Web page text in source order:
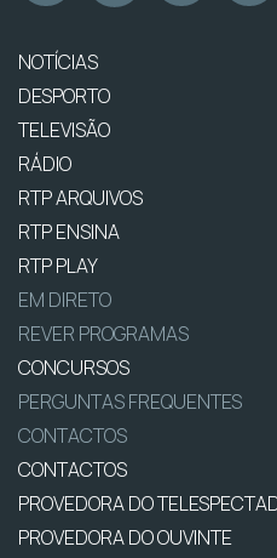
NOTÍCIAS
DESPORTO
TELEVISÃO
RÁDIO
RTP ARQUIVOS
RTP ENSINA
RTP PLAY
EM DIRETO
REVER PROGRAMAS
CONCURSOS
PERGUNTAS FREQUENTES
CONTACTOS
CONTACTOS
PROVEDORA DO
PROVEDORA DO OUVINTE